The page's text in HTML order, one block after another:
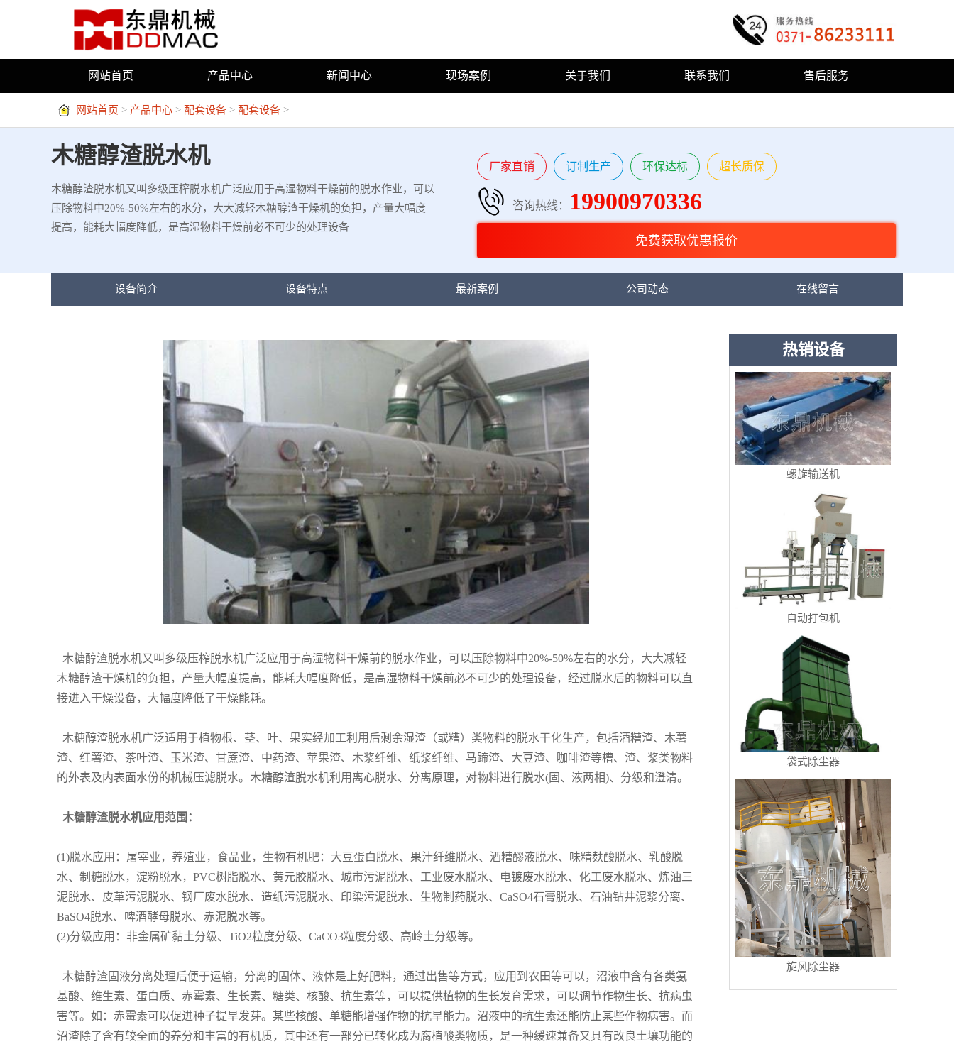
网站首页 产品中心 新闻中心 现场案例 关于我们 联系我们 售后服务
网站首页 > 产品中心 > 配套设备 > 配套设备 >
木糖醇渣脱水机
木糖醇渣脱水机又叫多级压榨脱水机广泛应用于高湿物料干燥前的脱水作业，可以
压除物料中20%-50%左右的水分，大大减轻木糖醇渣干燥机的负担，产量大幅度
提高，能耗大幅度降低，是高湿物料干燥前必不可少的处理设备
厂家直销 订制生产 环保达标 超长质保
咨询热线： 19900970336
免费获取优惠报价
设备简介 设备特点 最新案例 公司动态 在线留言
木糖醇渣脱水机又叫多级压榨脱水机广泛应用于高湿物料干燥前的脱水作业，可以压除物料中20%-50%左右的水分，大大减轻
木糖醇渣干燥机的负担，产量大幅度提高，能耗大幅度降低，是高湿物料干燥前必不可少的处理设备，经过脱水后的物料可以直
接进入干燥设备，大幅度降低了干燥能耗。
木糖醇渣脱水机广泛适用于植物根、茎、叶、果实经加工利用后剩余湿渣（或糟）类物料的脱水干化生产，包括酒糟渣、木薯
渣、红薯渣、茶叶渣、玉米渣、甘蔗渣、中药渣、苹果渣、木浆纤维、纸浆纤维、马蹄渣、大豆渣、咖啡渣等槽、渣、浆类物料
的外表及内表面水份的机械压滤脱水。木糖醇渣脱水机利用离心脱水、分离原理，对物料进行脱水(固、液两相)、分级和澄清。
木糖醇渣脱水机应用范围：
(1)脱水应用：屠宰业，养殖业，食品业，生物有机肥：大豆蛋白脱水、果汁纤维脱水、酒糟醪液脱水、味精麸酸脱水、乳酸脱
水、制糖脱水，淀粉脱水，PVC树脂脱水、黄元胶脱水、城市污泥脱水、工业废水脱水、电镀废水脱水、化工废水脱水、炼油三
泥脱水、皮革污泥脱水、钢厂废水脱水、造纸污泥脱水、印染污泥脱水、生物制药脱水、CaSO4石膏脱水、石油钻井泥浆分离、
BaSO4脱水、啤酒酵母脱水、赤泥脱水等。
(2)分级应用：非金属矿黏土分级、TiO2粒度分级、CaCO3粒度分级、高岭土分级等。
木糖醇渣固液分离处理后便于运输，分离的固体、液体是上好肥料，通过出售等方式，应用到农田等可以，沼液中含有各类氨
基酸、维生素、蛋白质、赤霉素、生长素、糖类、核酸、抗生素等，可以提供植物的生长发育需求，可以调节作物生长、抗病虫
害等。如：赤霉素可以促进种子提旱发芽。某些核酸、单糖能增强作物的抗旱能力。沼液中的抗生素还能防止某些作物病害。而
沼渣除了含有较全面的养分和丰富的有机质，其中还有一部分已转化成为腐植酸类物质，是一种缓速兼备又具有改良土壤功能的
热销设备
螺旋输送机
自动打包机
袋式除尘器
旋风除尘器